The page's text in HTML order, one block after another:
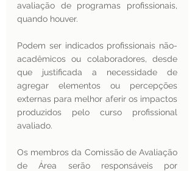
avaliação de programas profissionais,
quando houver.
Podem ser indicados profissionais não-
acadêmicos ou colaboradores, desde
que justificada a necessidade de
agregar elementos ou percepções
externas para melhor aferir os impactos
produzidos pelo curso profissional
avaliado.
Os membros da Comissão de Avaliação
de Área serão responsáveis por